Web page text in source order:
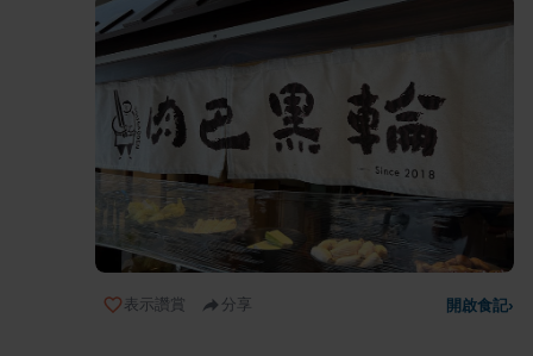
表示讚賞 分享 開啟食記›